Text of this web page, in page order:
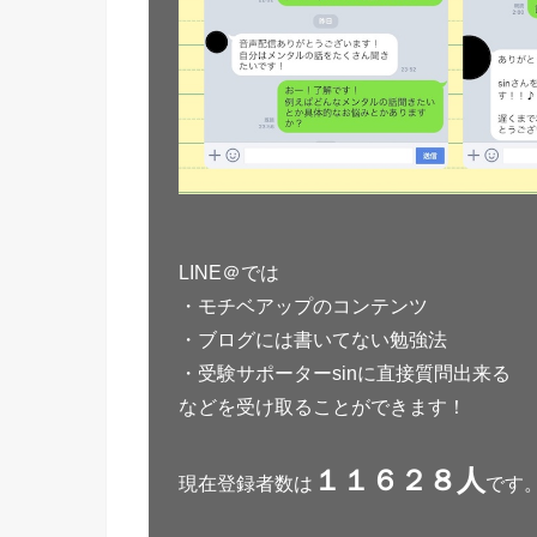
LINE＠では
・モチベアップのコンテンツ
・ブログには書いてない勉強法
・受験サポーターsinに直接質問出来る
などを受け取ることができます！
現在登録者数は １１６２８人 です